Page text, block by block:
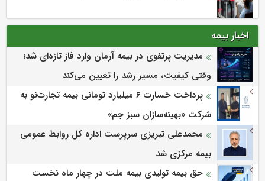
اخبار بیمه
مدیریت پرتفوی در بیمه آرمان وارد فاز تازه‌ای شد؛
وقتی کیفیت، مسیر رشد را تعیین می‌کند
پرداخت خسارت ۶ میلیارد تومانی بیمه تجارت‌نو به
شرکت «بهینه‌سازان سبز جم»
محمدعلی تبریزی سرپرست اداره كل روابط عمومی
بیمه مركزی شد
حق بیمه تولیدی بیمه ملت در چهار ماه نخست